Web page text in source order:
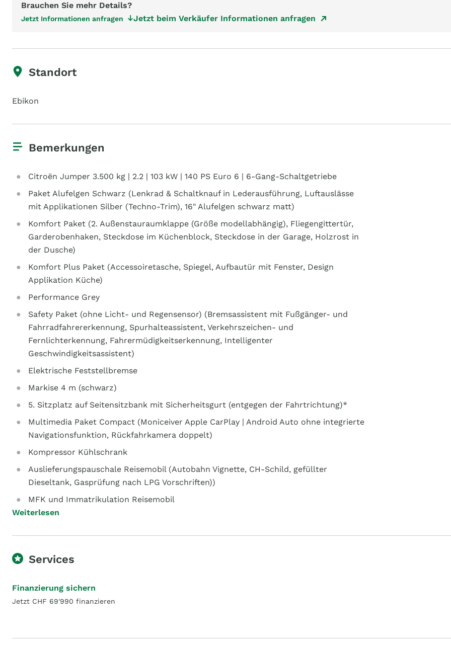
Brauchen Sie mehr Details?
Jetzt Informationen anfragen Jetzt beim Verkäufer Informationen anfragen
Standort
Ebikon
Bemerkungen
Citroën Jumper 3.500 kg | 2.2 | 103 kW | 140 PS Euro 6 | 6-Gang-Schaltgetriebe
Paket Alufelgen Schwarz (Lenkrad & Schaltknauf in Lederausführung, Luftauslässe
mit Applikationen Silber (Techno-Trim), 16" Alufelgen schwarz matt)
Komfort Paket (2. Außenstauraumklappe (Größe modellabhängig), Fliegengittertür,
Garderobenhaken, Steckdose im Küchenblock, Steckdose in der Garage, Holzrost in
der Dusche)
Komfort Plus Paket (Accessoiretasche, Spiegel, Aufbautür mit Fenster, Design
Applikation Küche)
Performance Grey
Safety Paket (ohne Licht- und Regensensor) (Bremsassistent mit Fußgänger- und
Fahrradfahrererkennung, Spurhalteassistent, Verkehrszeichen- und
Fernlichterkennung, Fahrermüdigkeitserkennung, Intelligenter
Geschwindigkeitsassistent)
Elektrische Feststellbremse
Markise 4 m (schwarz)
5. Sitzplatz auf Seitensitzbank mit Sicherheitsgurt (entgegen der Fahrtrichtung)*
Multimedia Paket Compact (Moniceiver Apple CarPlay | Android Auto ohne integrierte
Navigationsfunktion, Rückfahrkamera doppelt)
Kompressor Kühlschrank
Auslieferungspauschale Reisemobil (Autobahn Vignette, CH-Schild, gefüllter
Dieseltank, Gasprüfung nach LPG Vorschriften))
MFK und Immatrikulation Reisemobil
Weiterlesen
Services
Finanzierung sichern
Jetzt CHF 69'990 finanzieren